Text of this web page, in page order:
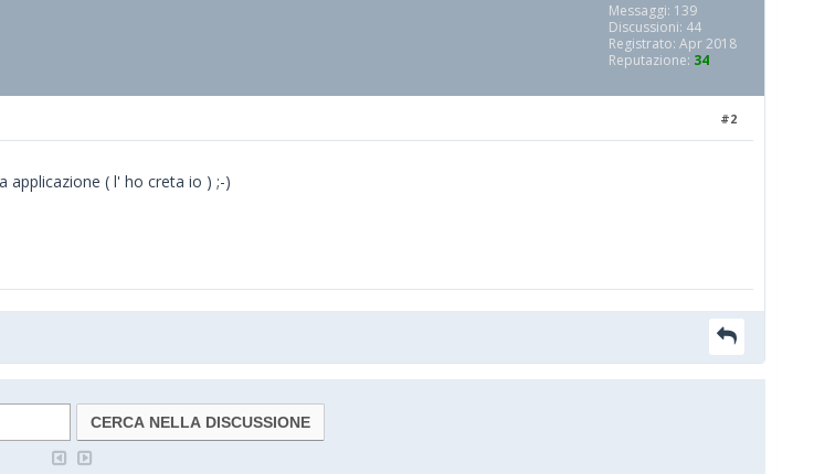
Messaggi: 139
Discussioni: 44
Registrato: Apr 2018
Reputazione: 34
#2
applicazione ( l' ho creta io ) ;-)